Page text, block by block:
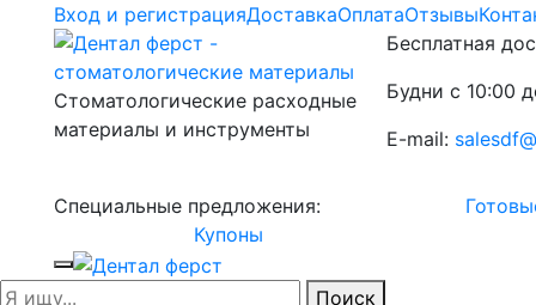
Вход и регистрацияДоставкаОплатаОтзывы
Стоматологические расходные
материалы и инструменты
Бесплатная
Будни с 10:00
E-mail:
Специальные предложения:
Купоны
Поиск